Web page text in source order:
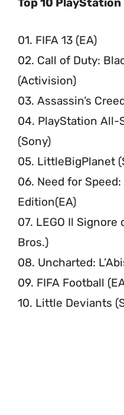
Top 10
01. FIFA 13 (EA)
02. Call of Duty:
(Activision)
03. Assassin’s
04. PlayStation All-
(Sony)
05. LittleBigPlanet
06. Need for
Edition(EA)
07. LEGO Il
Bros.)
08. Uncharted:
09. FIFA Football
10. Little Deviants